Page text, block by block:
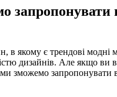
в якому є трендові модні
дизайнів. Але якщо ви
ми зможемо запропонувати